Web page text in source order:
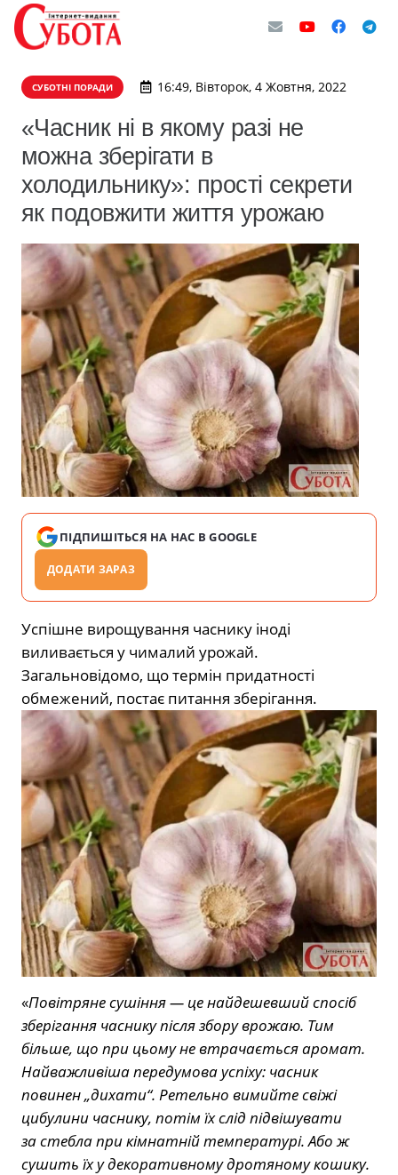
СУБОТНІ ПОРАДИ 16:49, Вівторок, 4 Жовтня, 2022
«Часник ні в якому разі не
можна зберігати в
холодильнику»: прості секрети
як подовжити життя урожаю
ПІДПИШІТЬСЯ НА НАС В GOOGLE
ДОДАТИ ЗАРАЗ
Успішне вирощування часнику іноді
виливається у чималий урожай.
Загальновідомо, що термін придатності
обмежений, постає питання зберігання.
«Повітряне сушіння — це найдешевший спосіб
зберігання часнику після збору врожаю. Тим
більше, що при цьому не втрачається аромат.
Найважливіша передумова успіху: часник
повинен „дихати“. Ретельно вимийте свіжі
цибулини часнику, потім їх слід підвішувати
за стебла при кімнатній температурі. Або ж
сушить їх у декоративному дротяному кошику.